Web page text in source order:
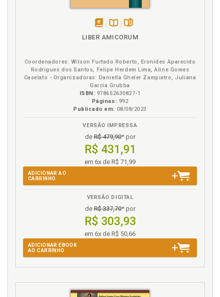
LIBER AMICORUM
Coordenadores: Wilson Furtado Roberto, Eronides Aparecido
Rodrigues dos Santos, Felipe Herdem Lima, Aline Gomes
Caselato - Organizadoras: Daniella Gheler Zampietro, Juliana
Garcia Grubba
ISBN: 978652630827-1
Páginas: 992
Publicado em: 08/08/2023
VERSÃO IMPRESSA
deR$ 479,90* por
R$ 431,91
em 6x de R$ 71,99
ADICIONAR AO
CARRINHO
VERSÃO DIGITAL
deR$ 337,70* por
R$ 303,93
em 6x de R$ 50,66
ADICIONAR EBOOK
AO CARRINHO